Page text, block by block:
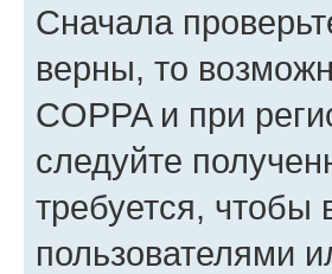
Сначала
верны, то
COPPA и при
следуйте
требуется,
пользователями